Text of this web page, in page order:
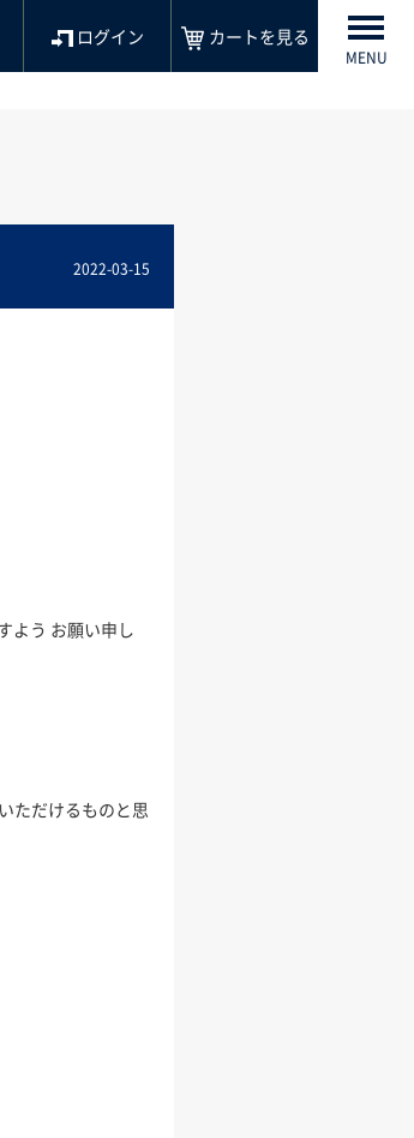
ログイン カートを見る
MENU
2022-03-15
よう お願い申し
ただけるものと思